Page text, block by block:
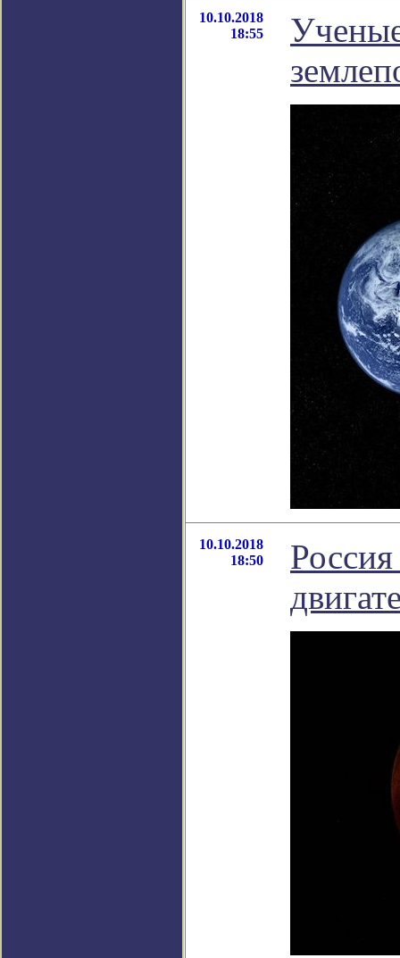
10.10.2018
18:55
10.10.2018
18:50